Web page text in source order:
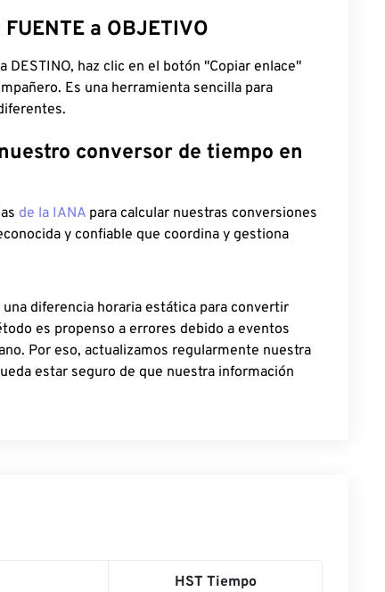
a OBJETIVO
DESTINO, haz clic en el botón "Copiar enlace"
Es una herramienta sencilla para
conversor de tiempo en
de la IANA para calcular nuestras conversiones
y confiable que coordina y gestiona
diferencia horaria estática para convertir
es propenso a errores debido a eventos
Por eso, actualizamos regularmente nuestra
estar seguro de que nuestra información
HST Tiempo